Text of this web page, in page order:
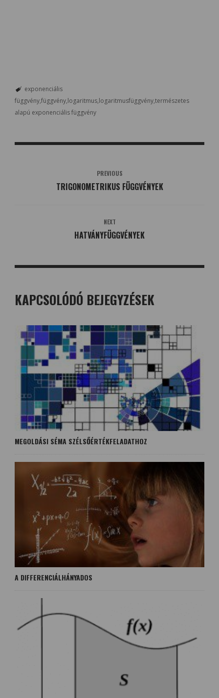
exponenciális
függvényfüggvény logaritmus logaritmusfüggvénytermészetes
alapú exponenciális függvény
PREVIOUS
TRIGONOMETRIKUS FÜGGVÉNYEK
NEXT
HATVÁNYFÜGGVÉNYEK
KAPCSOLÓDÓ BEJEGYZÉSEK
MEGOLDÁSI SÉMA SZÉLSŐÉRTÉKFELADATHOZ
A DIFFERENCIÁLHÁNYADOS